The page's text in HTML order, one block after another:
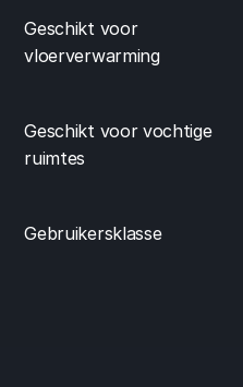
Geschikt voor
vloerverwarming
Geschikt voor vochtige
ruimtes
Gebruikersklasse